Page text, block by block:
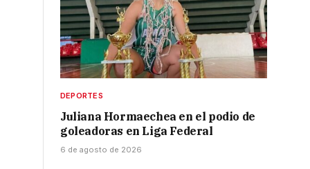
DEPORTES
Juliana Hormaechea en el podio de
goleadoras en Liga Federal
6 de agosto de 2026